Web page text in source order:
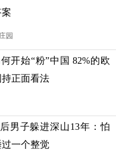
园
开始“粉”中国 82%的欧
正面看法
男子躲进深山13年：怕
一个整觉